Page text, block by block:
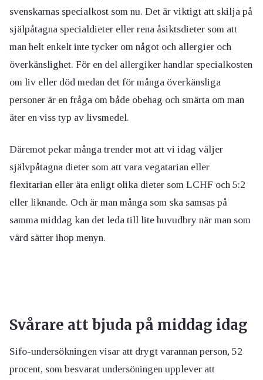
svenskarnas specialkost som nu. Det är viktigt att skilja på
själpåtagna specialdieter eller rena åsiktsdieter som att
man helt enkelt inte tycker om något och allergier och
överkänslighet. För en del allergiker handlar specialkosten
om liv eller död medan det för många överkänsliga
personer är en fråga om både obehag och smärta om man
äter en viss typ av livsmedel.
Däremot pekar många trender mot att vi idag väljer
självpåtagna dieter som att vara vegatarian eller
flexitarian eller äta enligt olika dieter som LCHF och 5:2
eller liknande. Och är man många som ska samsas på
samma middag kan det leda till lite huvudbry när man som
värd sätter ihop menyn.
Svårare att bjuda på middag idag
Sifo-undersökningen visar att drygt varannan person, 52
procent, som besvarat undersöningen upplever att